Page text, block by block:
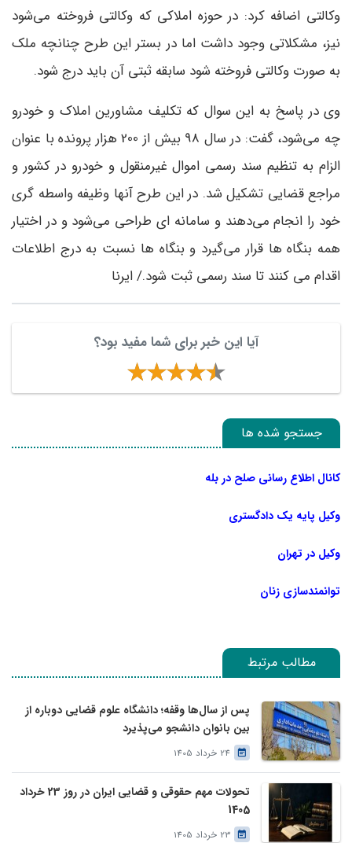
وکالتی اضافه کرد: در حوزه املاکی که وکالتی فروخته می‌شود
نیز، مشکلاتی وجود داشت اما در بستر این طرح چنانچه ملک
به صورت وکالتی فروخته شود سابقه ثبتی آن باید درج شود.
وی در پاسخ به این سوال که تکلیف مشاورین املاک و خودرو
چه می‌شود، گفت: در سال 98 بیش از 200 هزار پرونده با عنوان
الزام به تنظیم سند رسمی اموال غیرمنقول و خودرو در کشور و
مراجع قضایی تشکیل شد. در این طرح آنها وظیفه واسطه گری
خود را انجام می‌دهند و سامانه ای طراحی می‌شود و در اختیار
همه بنگاه ها قرار می‌گیرد و بنگاه ها نسبت به درج اطلاعات
اقدام می کنند تا سند رسمی ثبت شود./ ایرنا
آیا این خبر برای شما مفید بود؟
جستجو شده ها
کانال اطلاع رسانی صلح در بله
وکیل پایه یک دادگستری
وکیل در تهران
توانمندسازی زنان
مطالب مرتبط
پس از سال‌ها وقفه؛ دانشگاه علوم قضایی دوباره از
بین بانوان دانشجو می‌پذیرد
24 خرداد 1405
تحولات مهم حقوقی و قضایی ایران در روز 23 خرداد
1405
23 خرداد 1405